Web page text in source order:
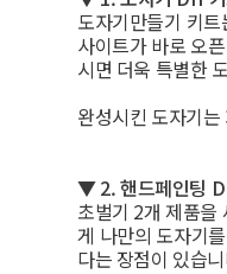
도자기만들기 키
사이트가 바로 오
시면 더욱 특별한
완성시킨 도자기
▼2. 핸드페인팅
초벌기 2개 제품을
게 나만의 도자기
다는 장점이 있습